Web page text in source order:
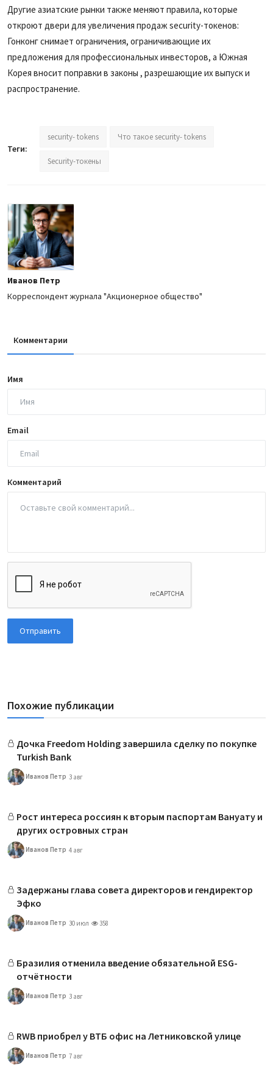
Другие азиатские рынки также меняют правила, которые
откроют двери для увеличения продаж security-токенов:
Гонконг снимает ограничения, ограничивающие их
предложения для профессиональных инвесторов, а Южная
Корея вносит поправки в законы , разрешающие их выпуск и
распространение.
Теги:
security- tokens Что такое security- tokens
Security-токены
Иванов Петр
Корреспондент журнала "Акционерное общество"
Комментарии
Имя
Email
Комментарий
Отправить
Похожие публикации
Дочка Freedom Holding завершила сделку по покупке
Turkish Bank
Иванов Петр 3 авг
Рост интереса россиян к вторым паспортам Вануату и
других островных стран
Иванов Петр 4 авг
Задержаны глава совета директоров и гендиректор
Эфко
Иванов Петр 30 июл 358
Бразилия отменила введение обязательной ESG-
отчётности
Иванов Петр 3 авг
RWB приобрел у ВТБ офис на Летниковской улице
Иванов Петр 7 авг